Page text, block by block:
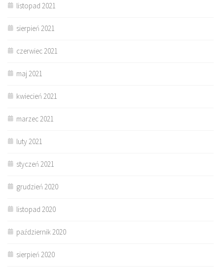
listopad 2021
sierpień 2021
czerwiec 2021
maj 2021
kwiecień 2021
marzec 2021
luty 2021
styczeń 2021
grudzień 2020
listopad 2020
październik 2020
sierpień 2020